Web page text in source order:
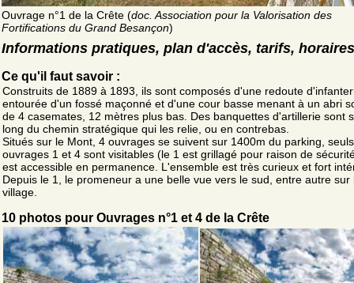
Ouvrage n°1 de la Crête (doc. Association pour la Valorisation des
Fortifications du Grand Besançon)
Informations pratiques, plan d'accès, tarifs, horaires
Ce qu'il faut savoir :
Construits de 1889 à 1893, ils sont composés d'une redoute
entourée d'un fossé maçonné et d'une cour basse menant à un abri
de 4 casemates, 12 mètres plus bas. Des banquettes d'artillerie sont
long du chemin stratégique qui les relie, ou en contrebas.
Situés sur le Mont, 4 ouvrages se suivent sur 1400m du parking,
ouvrages 1 et 4 sont visitables (le 1 est grillagé pour raison de
est accessible en permanence. L'ensemble est très curieux et fort
Depuis le 1, le promeneur a une belle vue vers le sud, entre autre sur
village.
10 photos pour Ouvrages n°1 et 4 de la Crête